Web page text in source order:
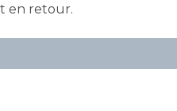
en retour.